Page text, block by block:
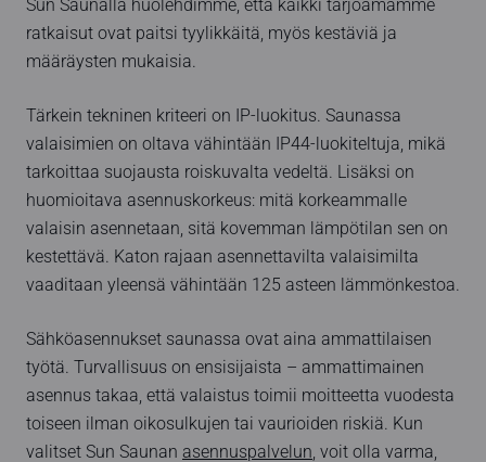
Sun Saunalla huolehdimme, että kaikki tarjoamamme
ratkaisut ovat paitsi tyylikkäitä, myös kestäviä ja
määräysten mukaisia.
Tärkein tekninen kriteeri on IP-luokitus. Saunassa
valaisimien on oltava vähintään IP44-luokiteltuja, mikä
tarkoittaa suojausta roiskuvalta vedeltä. Lisäksi on
huomioitava asennuskorkeus: mitä korkeammalle
valaisin asennetaan, sitä kovemman lämpötilan sen on
kestettävä. Katon rajaan asennettavilta valaisimilta
vaaditaan yleensä vähintään 125 asteen lämmönkestoa.
Sähköasennukset saunassa ovat aina ammattilaisen
työtä. Turvallisuus on ensisijaista – ammattimainen
asennus takaa, että valaistus toimii moitteetta vuodesta
toiseen ilman oikosulkujen tai vaurioiden riskiä. Kun
valitset Sun Saunan asennuspalvelun, voit olla varma,